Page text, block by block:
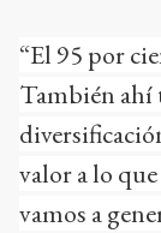
“El 95 por
También ahí
valor a lo
vamos a